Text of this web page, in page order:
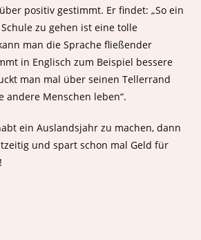
positiv gestimmt. Er findet: „So ein
zu gehen ist eine tolle
man die Sprache fließender
in Englisch zum Beispiel bessere
man mal über seinen Tellerrand
andere Menschen leben“.
ein Auslandsjahr zu machen, dann
und spart schon mal Geld für